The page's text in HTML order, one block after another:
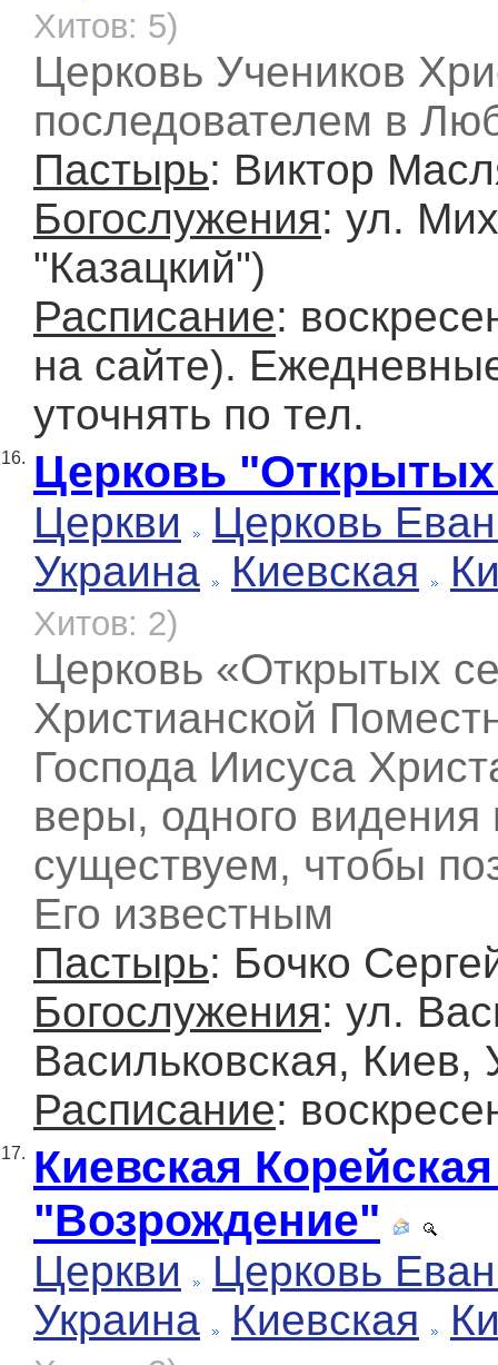
Хитов: 5)
Церковь Учеников
последователем в
Пастырь: Виктор
Богослужения: ул.
"Казацкий")
Расписание:
на сайте).
уточнять по тел.
16. Церковь
Церкви
Церковь
Украина
Киевская
Хитов: 2)
Церковь «Открытых
Христианской
Господа Иисуса
веры, одного
существуем, чтобы
Его известным
Пастырь: Бочко
Богослужения: ул.
Васильковская, Киев,
Расписание:
17. Киевская
"Возрождение"
Церкви
Церковь
Украина
Киевская